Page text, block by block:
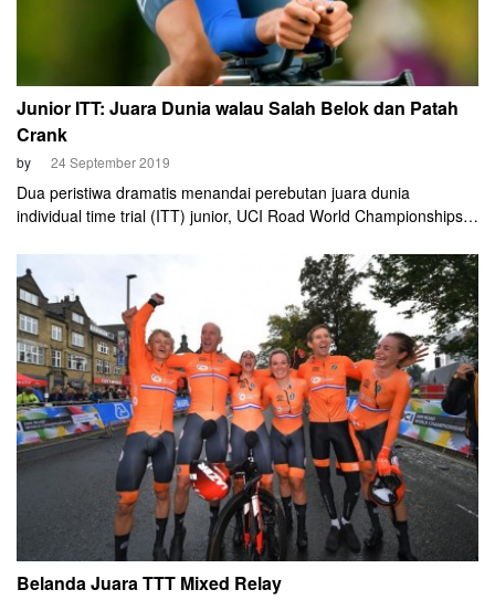
Junior ITT: Juara Dunia walau Salah Belok dan Patah
Crank
by 24 September 2019
Dua peristiwa dramatis menandai perebutan juara dunia
individual time trial (ITT) junior, UCI Road World Championships
perempuan maupun laki-laki hanya diraih lewat selisih detik, gara-
gara sang juara sempat salah belok atau mengalami kerusakan
sepeda.
Belanda Juara TTT Mixed Relay